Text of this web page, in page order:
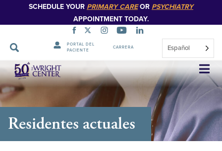
SCHEDULE YOUR PRIMARY CAREOR PSYCHIATRY
APPOINTMENT TODAY.
PORTAL DEL
PACIENTE
CARRERA Español
Saltar
navegación
Residentes actuales